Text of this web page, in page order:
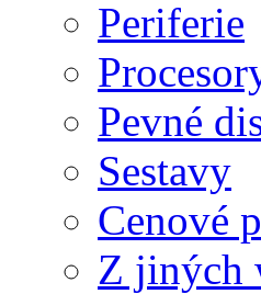
Periferie
Pevné
Sestavy
Cenové
Z jiných